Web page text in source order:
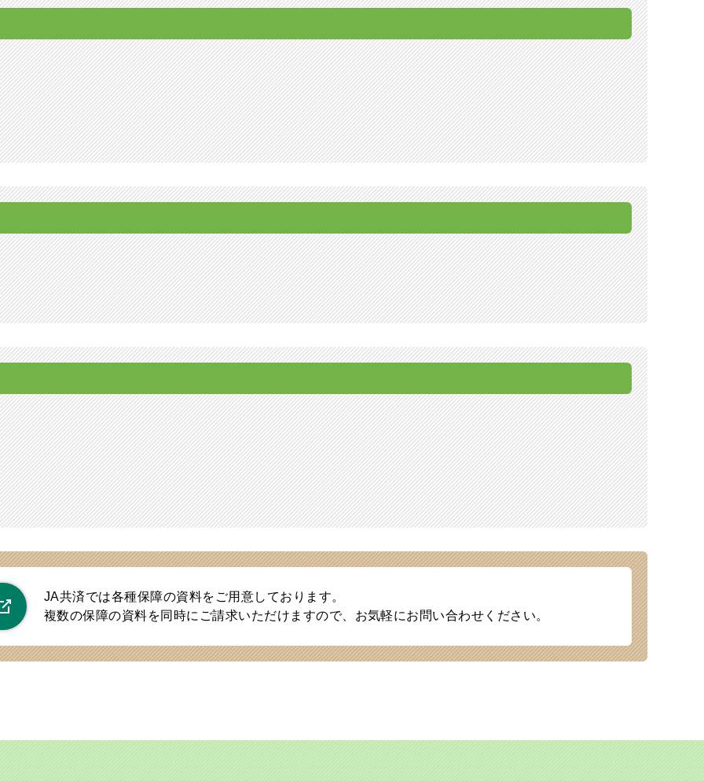
JA共済では各種保障の資料をご用意しております。
複数の保障の資料を同時にご請求いただけますので、お気軽にお問い合わせください。